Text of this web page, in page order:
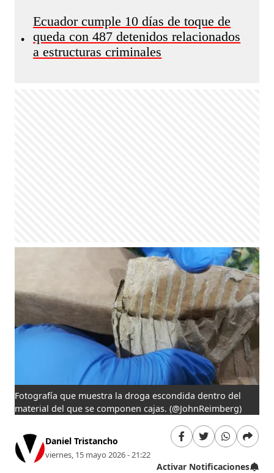
•
Ecuador cumple 10 días de toque de
queda con 487 detenidos relacionados
a estructuras criminales
Fotografía que muestra la droga escondida dentro del
material del que se componen cajas. (@JohnReimberg)
Daniel Tristancho
viernes, 15 mayo 2026 - 21:22
Activar Notificaciones